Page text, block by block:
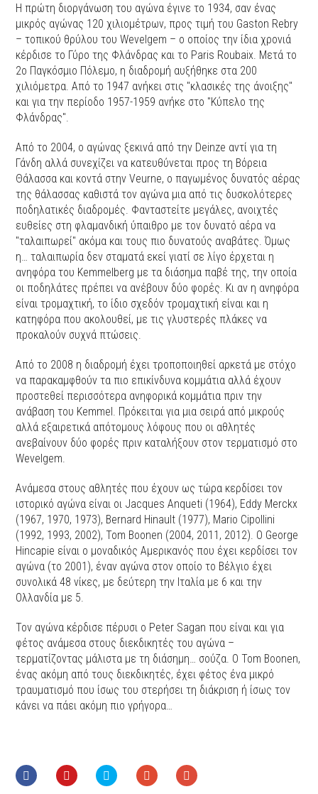
Η πρώτη διοργάνωση του αγώνα έγινε το 1934, σαν ένας
μικρός αγώνας 120 χιλιομέτρων, προς τιμή του Gaston Rebry
– τοπικού θρύλου του Wevelgem – ο οποίος την ίδια χρονιά
κέρδισε το Γύρο της Φλάνδρας και το Paris Roubaix. Μετά το
2ο Παγκόσμιο Πόλεμο, η διαδρομή αυξήθηκε στα 200
χιλιόμετρα. Από το 1947 ανήκει στις "κλασικές της άνοιξης"
και για την περίοδο 1957-1959 ανήκε στο "Κύπελο της
Φλάνδρας".
Από το 2004, ο αγώνας ξεκινά από την Deinze αντί για τη
Γάνδη αλλά συνεχίζει να κατευθύνεται προς τη Βόρεια
Θάλασσα και κοντά στην Veurne, ο παγωμένος δυνατός αέρας
της θάλασσας καθιστά τον αγώνα μια από τις δυσκολότερες
ποδηλατικές διαδρομές. Φανταστείτε μεγάλες, ανοιχτές
ευθείες στη φλαμανδική ύπαιθρο με τον δυνατό αέρα να
"ταλαιπωρεί" ακόμα και τους πιο δυνατούς αναβάτες. Όμως
η… ταλαιπωρία δεν σταματά εκεί γιατί σε λίγο έρχεται η
ανηφόρα του Kemmelberg με τα διάσημα παβέ της, την οποία
οι ποδηλάτες πρέπει να ανέβουν δύο φορές. Κι αν η ανηφόρα
είναι τρομαχτική, το ίδιο σχεδόν τρομαχτική είναι και η
κατηφόρα που ακολουθεί, με τις γλυστερές πλάκες να
προκαλούν συχνά πτώσεις.
Από το 2008 η διαδρομή έχει τροποποιηθεί αρκετά με στόχο
να παρακαμφθούν τα πιο επικίνδυνα κομμάτια αλλά έχουν
προστεθεί περισσότερα ανηφορικά κομμάτια πριν την
ανάβαση του Kemmel. Πρόκειται για μια σειρά από μικρούς
αλλά εξαιρετικά απότομους λόφους που οι αθλητές
ανεβαίνουν δύο φορές πριν καταλήξουν στον τερματισμό στο
Wevelgem.
Ανάμεσα στους αθλητές που έχουν ως τώρα κερδίσει τον
ιστορικό αγώνα είναι οι Jacques Anqueti (1964), Eddy Merckx
(1967, 1970, 1973), Bernard Hinault (1977), Mario Cipollini
(1992, 1993, 2002), Tom Boonen (2004, 2011, 2012). O George
Hincapie είναι ο μοναδικός Αμερικανός που έχει κερδίσει τον
αγώνα (το 2001), έναν αγώνα στον οποίο το Βέλγιο έχει
συνολικά 48 νίκες, με δεύτερη την Ιταλία με 6 και την
Ολλανδία με 5.
Τον αγώνα κέρδισε πέρυσι ο Peter Sagan που είναι και για
φέτος ανάμεσα στους διεκδικητές του αγώνα –
τερματίζοντας μάλιστα με τη διάσημη… σούζα. Ο Tom Boonen,
ένας ακόμη από τους διεκδικητές, έχει φέτος ένα μικρό
τραυματισμό που ίσως του στερήσει τη διάκριση ή ίσως τον
κάνει να πάει ακόμη πιο γρήγορα…